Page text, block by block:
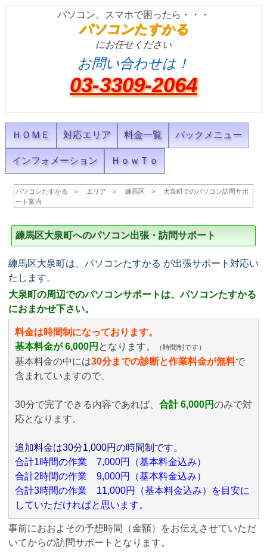
パソコン、スマホで困ったら・・・
パソコンたすかる
にお任せください
お問い合わせは！
03-3309-2064
ＨＯＭＥ 対応エリア 料金一覧 パックメニュー
インフォメーション ＨｏｗＴｏ
パソコンたすかる エリア 練馬区
大泉町でのパソコン訪問サポ
ート案内
練馬区大泉町へのパソコン出張・訪問サポート
練馬区大泉町は、パソコンたすかる が出張サポート対応い
たします。
大泉町の周辺でのパソコンサポートは、パソコンたすかる
におまかせ下さい。
料金は時間制になっております。
基本料金が 6,000円 となります。 （時間制です）
基本料金の中には30分までの診断と作業料金が無料で
含まれていますので、
30分で完了できる内容であれば、 合計 6,000円のみで対
応となります。
追加料金は30分1,000円の時間制です。
合計1時間の作業 7,000円（基本料金込み）
合計2時間の作業 9,000円（基本料金込み）
合計3時間の作業 11,000円（基本料金込み）を目安に
していただければと思います。
事前におおよその予想時間（金額）をお伝えさせていただ
いてからの訪問サポートとなります。